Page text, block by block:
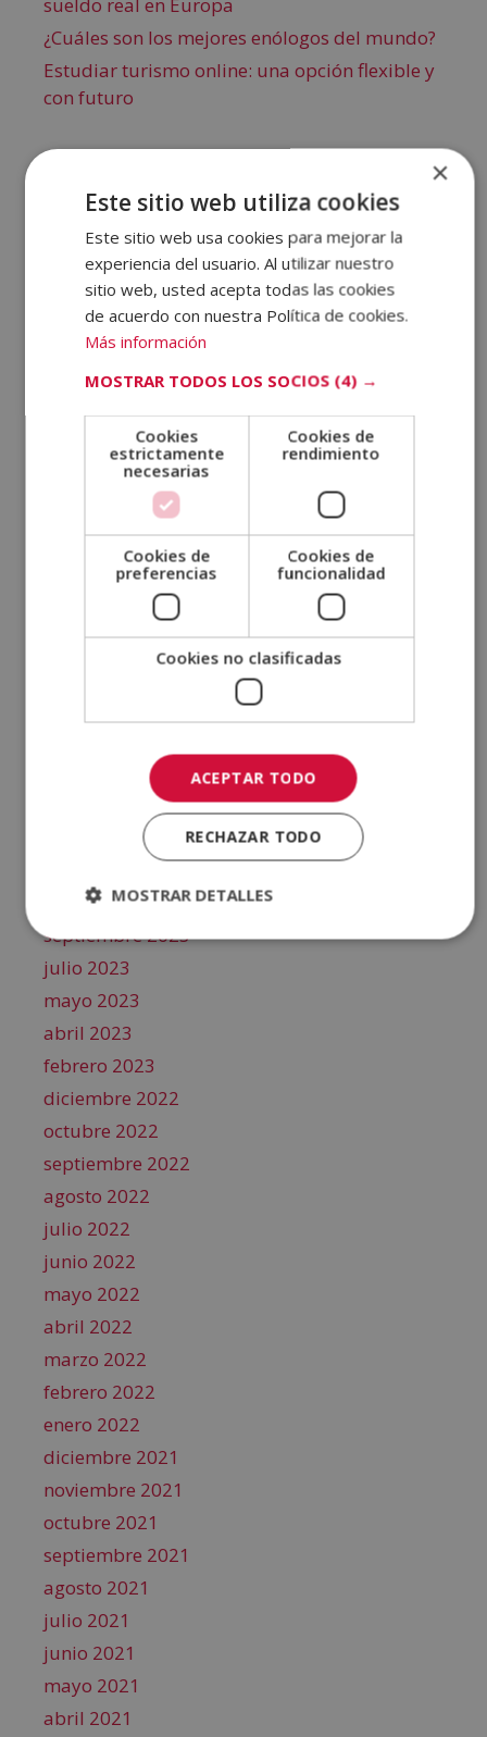
sueldo real en Europa
¿Cuáles son los mejores enólogos del mundo?
Estudiar turismo online: una opción flexible y
con futuro
Comentarios recientes
Archivos
enero 2026
noviembre 2025
septiembre 2025
julio 2025
marzo 2025
marzo 2024
noviembre 2023
septiembre 2023
julio 2023
mayo 2023
abril 2023
febrero 2023
diciembre 2022
octubre 2022
septiembre 2022
agosto 2022
julio 2022
junio 2022
mayo 2022
abril 2022
marzo 2022
febrero 2022
enero 2022
diciembre 2021
noviembre 2021
octubre 2021
septiembre 2021
agosto 2021
julio 2021
junio 2021
mayo 2021
abril 2021
×
Este sitio web utiliza cookies
Este sitio web usa cookies para mejorar la
experiencia del usuario. Al utilizar nuestro
sitio web, usted acepta todas las cookies
de acuerdo con nuestra Política de cookies.
Más información
MOSTRAR TODOS LOS SOCIOS (4) →
Cookies
estrictamente
necesarias
Cookies de
rendimiento
Cookies de
preferencias
Cookies de
funcionalidad
Cookies no clasificadas
ACEPTAR TODO
RECHAZAR TODO
MOSTRAR DETALLES